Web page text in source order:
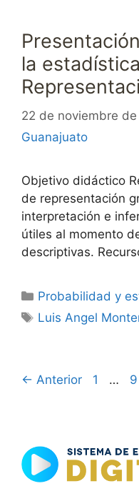
la
22 de noviembre de
Guanajuato
Objetivo didáctico
de representación
interpretación e
útiles al momento
descriptivas.
Categorías
Probabilidad y
Etiquetas
Luis Angel
← Anterior Página
1 … 9